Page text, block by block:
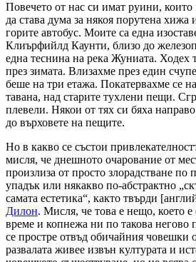
Повечето от нас си имат руини,
да става дума за някоя порутена хижа
горите автобус. Моите са една
Клиърфийлд Каунти, близо до
една теснина на река Жуниата. Ходех
през зимата. Влизахме през един
беше на три етажа. Покатервахме се
тавана, над старите тухлени пещи.
плевели. Някои от тях си бяха
до върховете на пещите.
Но в какво се състои
мисля, че днешното очарование от
произлиза от просто злорадстване по
упадък или някакво по-абстрактно
самата естетика“, както твърди
Дилон. Мисля, че това е нещо, което е
време и копнежа ни по такова негово
се простре отвъд обичайния човешки
развалата живее извън културата и